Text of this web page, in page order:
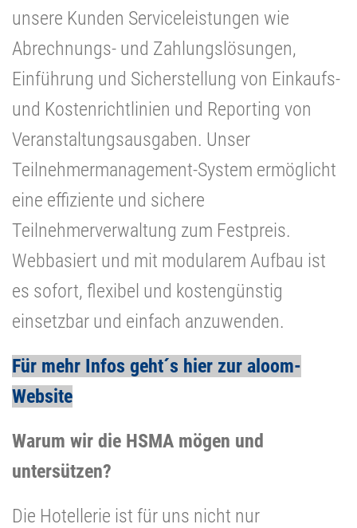
unsere Kunden Serviceleistungen wie
Abrechnungs- und Zahlungslösungen,
Einführung und Sicherstellung von Einkaufs-
und Kostenrichtlinien und Reporting von
Veranstaltungsausgaben. Unser
Teilnehmermanagement-System ermöglicht
eine effiziente und sichere
Teilnehmerverwaltung zum Festpreis.
Webbasiert und mit modularem Aufbau ist
es sofort, flexibel und kostengünstig
einsetzbar und einfach anzuwenden.
Für mehr Infos geht´s hier zur aloom-
Website
Warum wir die HSMA mögen und
untersützen?
Die Hotellerie ist für uns nicht nur